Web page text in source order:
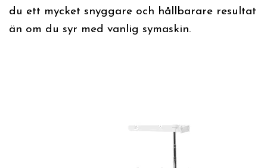
du ett mycket snyggare och hållbarare resultat
än om du syr med vanlig symaskin.